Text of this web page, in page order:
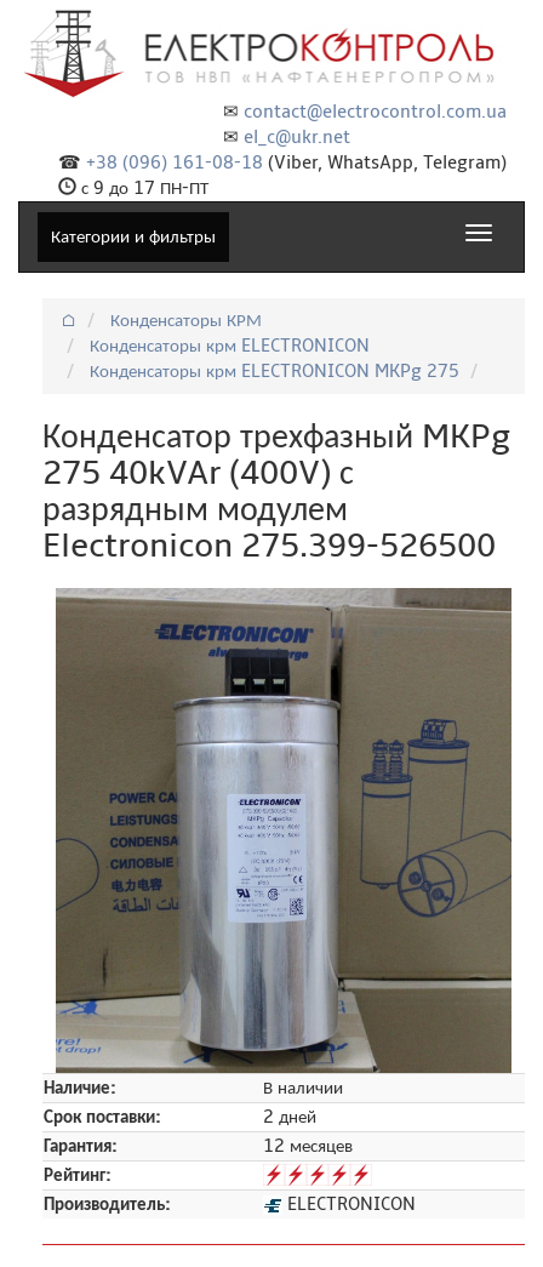
✉ contact@electrocontrol.com.ua
✉ el_c@ukr.net
☎ +38 (096) 161-08-18 (Viber, WhatsApp, Telegram)
с 9 до 17 ПН-ПТ
Категории и фильтры
Toggle
⌂
Конденсаторы КРМ
Конденсаторы крм ELECTRONICON
Конденсаторы крм ELECTRONICON MKPg 275
Конденсатор трехфазный MKPg
275 40kVAr (400V) с
разрядным модулем
Electronicon 275.399-526500
Наличие:
В наличии
Срок поставки:
2 дней
Гарантия:
12 месяцев
Рейтинг:
Производитель:
ELECTRONICON